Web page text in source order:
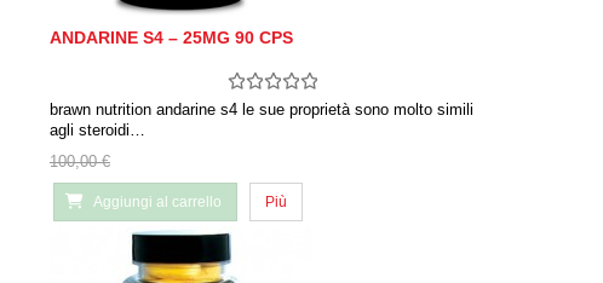
ANDARINE S4 – 25MG 90 CPS
brawn nutrition andarine s4 le sue proprietà sono molto simili
agli steroidi…
100,00 €
Aggiungi al carrello Più